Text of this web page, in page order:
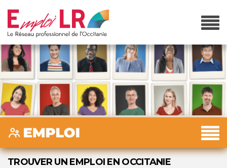
TROUVER UN EMPLOI EN OCCITANIE